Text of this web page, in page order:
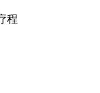
程